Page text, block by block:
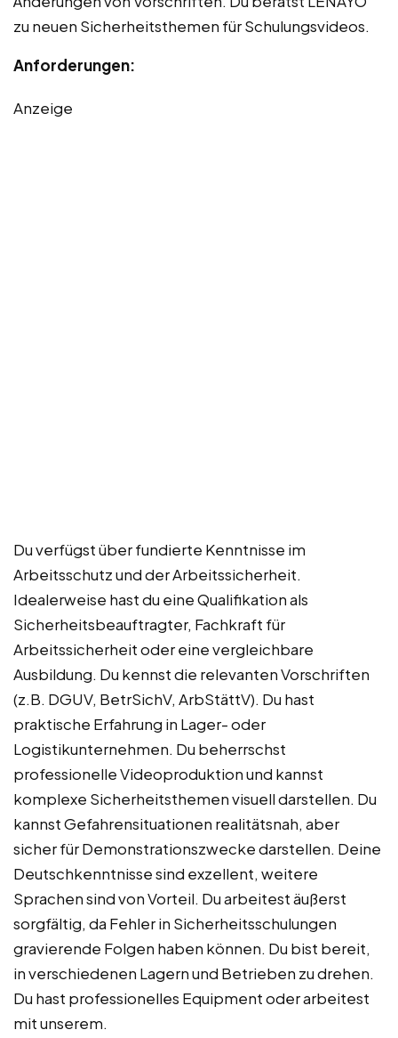
zu neuen Sicherheitsthemen für Schulungsvideos.
Anforderungen:
Anzeige
Du verfügst über fundierte Kenntnisse im
Arbeitsschutz und der Arbeitssicherheit.
Idealerweise hast du eine Qualifikation als
Sicherheitsbeauftragter, Fachkraft für
Arbeitssicherheit oder eine vergleichbare
Ausbildung. Du kennst die relevanten Vorschriften
(z.B. DGUV, BetrSichV, ArbStättV). Du hast
praktische Erfahrung in Lager- oder
Logistikunternehmen. Du beherrschst
professionelle Videoproduktion und kannst
komplexe Sicherheitsthemen visuell darstellen. Du
kannst Gefahrensituationen realitätsnah, aber
sicher für Demonstrationszwecke darstellen. Deine
Deutschkenntnisse sind exzellent, weitere
Sprachen sind von Vorteil. Du arbeitest äußerst
sorgfältig, da Fehler in Sicherheitsschulungen
gravierende Folgen haben können. Du bist bereit,
in verschiedenen Lagern und Betrieben zu drehen.
Du hast professionelles Equipment oder arbeitest
mit unserem.